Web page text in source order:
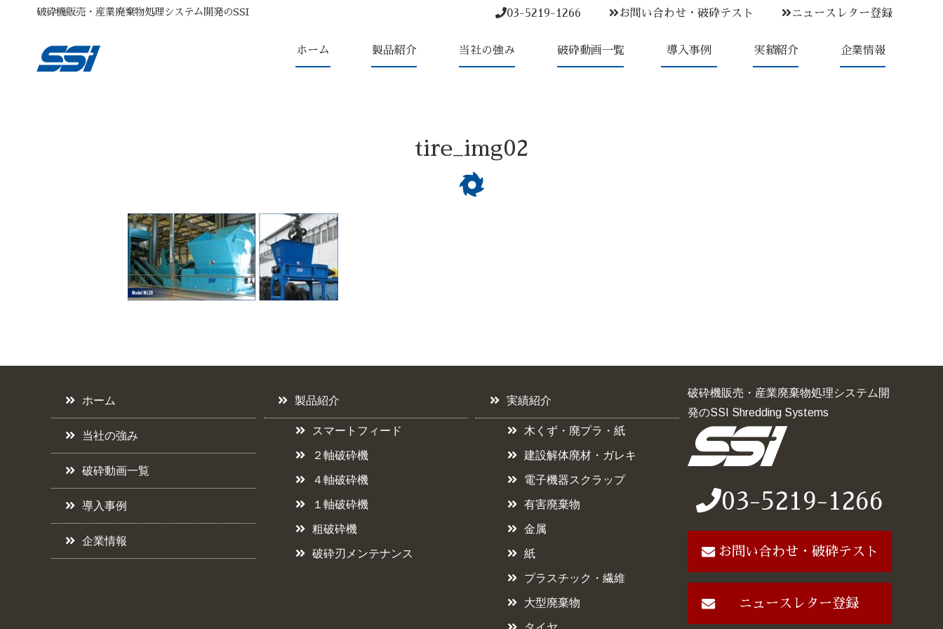
破砕機販売・産業廃棄物処理システム開発のSSI 03-5219-1266 お問い合わせ・破砕テスト ニュースレター登録
ホーム 製品紹介 当社の強み 破砕動画一覧 導入事例 実績紹介 企業情報
tire_img02
ホーム
当社の強み
破砕動画一覧
導入事例
企業情報
製品紹介
スマートフィード
２軸破砕機
４軸破砕機
１軸破砕機
粗破砕機
破砕刃メンテナンス
実績紹介
木くず・廃プラ・紙
建設解体廃材・ガレキ
電子機器スクラップ
有害廃棄物
金属
紙
プラスチック・繊維
大型廃棄物
破砕機販売・産業廃棄物処理システム開
発のSSI Shredding Systems
03-5219-1266
お問い合わせ・破砕テスト
ニュースレター登録